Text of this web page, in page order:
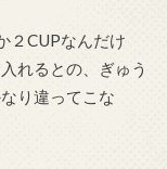
２CUPなんだけ
れるとの、ぎゅう
り違ってこな